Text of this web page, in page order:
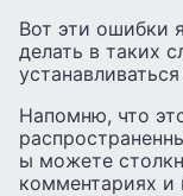
Вот эти ошибки
делать в таких
Напомню, что
ы можете
комментариях